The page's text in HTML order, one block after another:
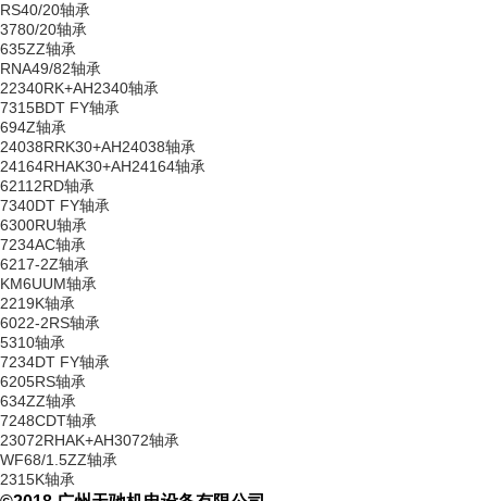
RS40/20轴承
3780/20轴承
635ZZ轴承
RNA49/82轴承
22340RK+AH2340轴承
7315BDT FY轴承
694Z轴承
24038RRK30+AH24038轴承
24164RHAK30+AH24164轴承
62112RD轴承
7340DT FY轴承
6300RU轴承
7234AC轴承
6217-2Z轴承
KM6UUM轴承
2219K轴承
6022-2RS轴承
5310轴承
7234DT FY轴承
6205RS轴承
634ZZ轴承
7248CDT轴承
23072RHAK+AH3072轴承
WF68/1.5ZZ轴承
2315K轴承